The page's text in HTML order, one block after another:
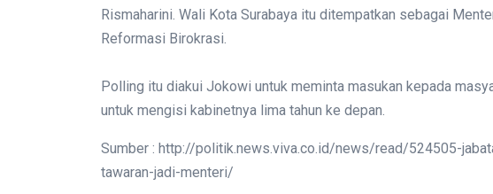
Rismaharini. Wali Kota Surabaya itu ditempatkan sebagai
Reformasi Birokrasi.
Polling itu diakui Jokowi untuk meminta masukan kepada
untuk mengisi kabinetnya lima tahun ke depan.
Sumber : http://politik.news.viva.co.id/news/read/524505-
tawaran-jadi-menteri/